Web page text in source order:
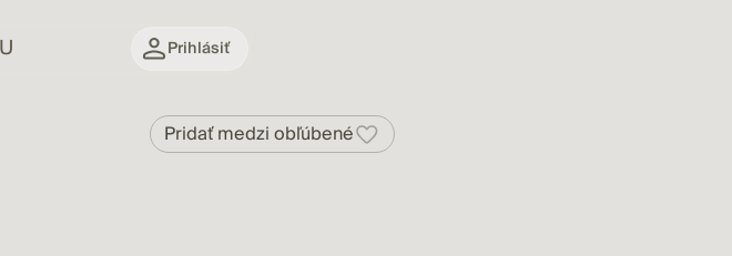
Prihlásiť
Pridať medzi obľúbené